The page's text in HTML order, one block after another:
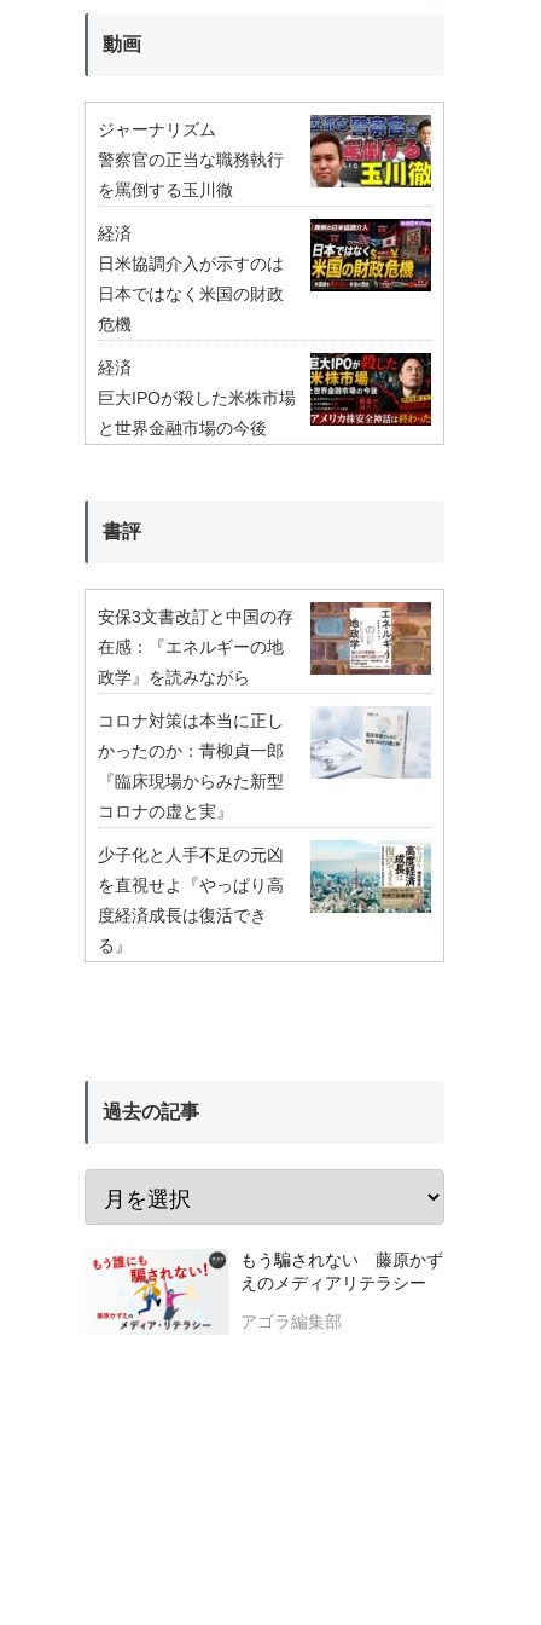
動画
ジャーナリズム
警察官の正当な職務執行
を罵倒する玉川徹
経済
日米協調介入が示すのは
日本ではなく米国の財政
危機
経済
巨大IPOが殺した米株市場
と世界金融市場の今後
書評
安保3文書改訂と中国の存
在感：『エネルギーの地
政学』を読みながら
コロナ対策は本当に正し
かったのか：青柳貞一郎
『臨床現場からみた新型
コロナの虚と実』
少子化と人手不足の元凶
を直視せよ『やっぱり高
度経済成長は復活でき
る』
過去の記事
もう騙されない 藤原かず
えのメディアリテラシー
アゴラ編集部